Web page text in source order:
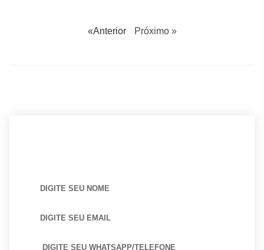
«Anterior Próximo »